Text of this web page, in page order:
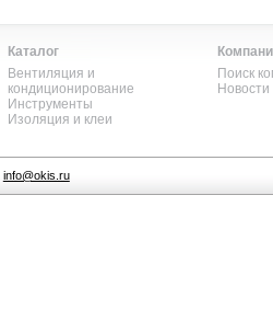
Каталог
Вентиляция и
кондиционирование
Инструменты
Изоляция и клеи
Поиск
info@okis.ru